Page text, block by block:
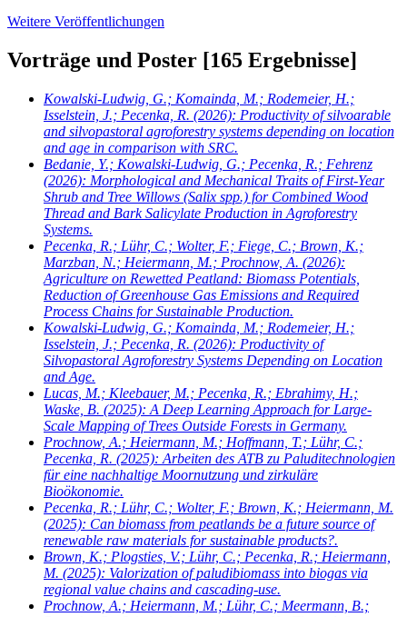
Weitere Veröffentlichungen
Vorträge und Poster [165 Ergebnisse]
Kowalski-Ludwig, G.; Komainda, M.; Rodemeier, H.;
Isselstein, J.; Pecenka, R. (2026): Productivity of silvoarable
and silvopastoral agroforestry systems depending on location
and age in comparison with SRC.
Bedanie, Y.; Kowalski-Ludwig, G.; Pecenka, R.; Fehrenz
(2026): Morphological and Mechanical Traits of First-Year
Shrub and Tree Willows (Salix spp.) for Combined Wood
Thread and Bark Salicylate Production in Agroforestry
Systems.
Pecenka, R.; Lühr, C.; Wolter, F.; Fiege, C.; Brown, K.;
Marzban, N.; Heiermann, M.; Prochnow, A. (2026):
Agriculture on Rewetted Peatland: Biomass Potentials,
Reduction of Greenhouse Gas Emissions and Required
Process Chains for Sustainable Production.
Kowalski-Ludwig, G.; Komainda, M.; Rodemeier, H.;
Isselstein, J.; Pecenka, R. (2026): Productivity of
Silvopastoral Agroforestry Systems Depending on Location
and Age.
Lucas, M.; Kleebauer, M.; Pecenka, R.; Ebrahimy, H.;
Waske, B. (2025): A Deep Learning Approach for Large-
Scale Mapping of Trees Outside Forests in Germany.
Prochnow, A.; Heiermann, M.; Hoffmann, T.; Lühr, C.;
Pecenka, R. (2025): Arbeiten des ATB zu Paluditechnologien
für eine nachhaltige Moornutzung und zirkuläre
Bioökonomie.
Pecenka, R.; Lühr, C.; Wolter, F.; Brown, K.; Heiermann, M.
(2025): Can biomass from peatlands be a future source of
renewable raw materials for sustainable products?.
Brown, K.; Plogsties, V.; Lühr, C.; Pecenka, R.; Heiermann,
M. (2025): Valorization of paludibiomass into biogas via
regional value chains and cascading-use.
Prochnow, A.; Heiermann, M.; Lühr, C.; Meermann, B.;